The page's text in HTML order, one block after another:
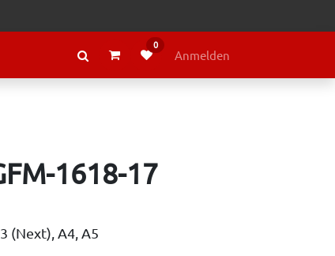
ÜBER LELY
0
Anmelden
1618-17
(Next), A4, A5